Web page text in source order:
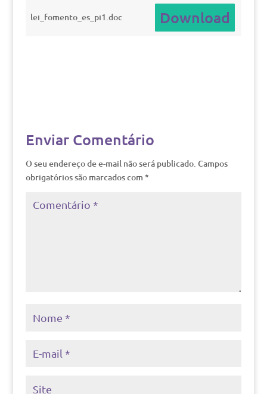
lei_fomento_es_pi1.doc Download
Enviar Comentário
O seu endereço de e-mail não será publicado. Campos
obrigatórios são marcados com *